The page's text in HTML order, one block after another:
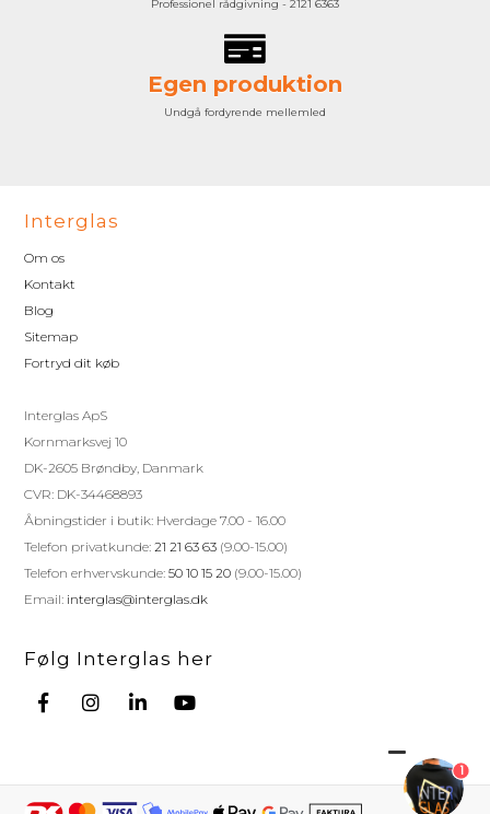
Professionel rådgivning - 2121 6363
Egen produktion
Undgå fordyrende mellemled
Interglas
Om os
Kontakt
Blog
Sitemap
Fortryd dit køb
Interglas ApS
Kornmarksvej 10
DK-2605 Brøndby, Danmark
CVR: DK-34468893
Åbningstider i butik: Hverdage 7.00 - 16.00
Telefon privatkunde:21 21 63 63 (9.00-15.00)
Telefon erhvervskunde:50 10 15 20 (9.00-15.00)
Email: interglas@interglas.dk
Følg Interglas her
1